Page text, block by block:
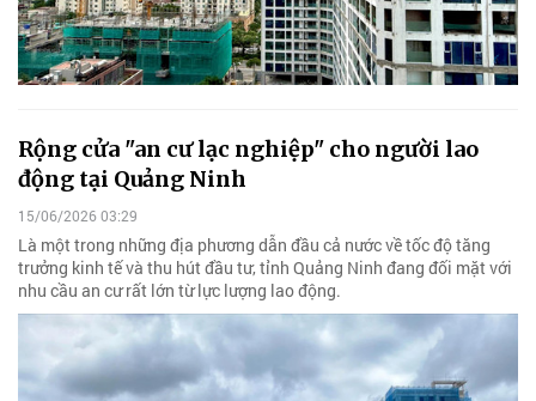
Rộng cửa "an cư lạc nghiệp" cho người lao
động tại Quảng Ninh
15/06/2026 03:29
Là một trong những địa phương dẫn đầu cả nước về tốc độ tăng
trưởng kinh tế và thu hút đầu tư, tỉnh Quảng Ninh đang đối mặt với
nhu cầu an cư rất lớn từ lực lượng lao động.